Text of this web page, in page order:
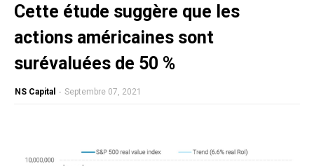
Cette étude suggère que les
actions américaines sont
surévaluées de 50 %
NS Capital - Septembre 07, 2021